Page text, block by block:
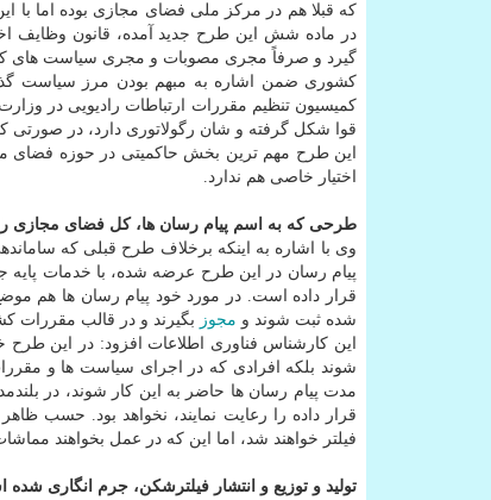
که قبلا هم در مرکز ملی فضای مجازی بوده اما
در ماده شش این طرح جدید آمده، قانون وظایف
گیرد و صرفاً مجری مصوبات و مجری سیاست های
کشوری ضمن اشاره به مبهم بودن مرز سیاست
کمیسیون تنظیم مقررات ارتباطات رادیویی در
قوا شکل گرفته و شان رگولاتوری دارد، در
این طرح مهم ترین بخش حاکمیتی در حوزه فضای
اختیار خاصی هم ندارد.
طرحی که به اسم پیام رسان ها، کل فضای مجازی
وی با اشاره به اینکه برخلاف طرح قبلی که
پیام رسان در این طرح عرضه شده، با خدمات
قرار داده است. در مورد خود پیام رسان ها هم
شده ثبت شوند و مجوز بگیرند و در قالب مقررات
این کارشناس فناوری اطلاعات افزود: در این
شوند بلکه افرادی که در اجرای سیاست ها و
مدت پیام رسان ها حاضر به این کار شوند، در
قرار داده را رعایت نمایند، نخواهد بود. حسب
فیلتر خواهند شد، اما این که در عمل بخواهند
تولید و توزیع و انتشار فیلترشکن، جرم انگاری